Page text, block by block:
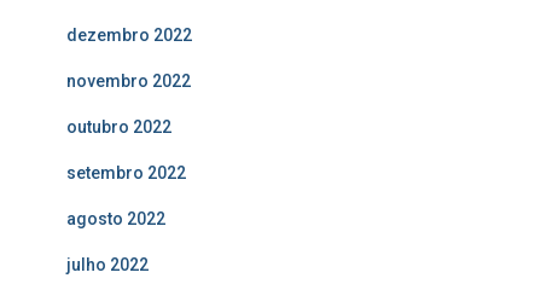
dezembro 2022
novembro 2022
outubro 2022
setembro 2022
agosto 2022
julho 2022